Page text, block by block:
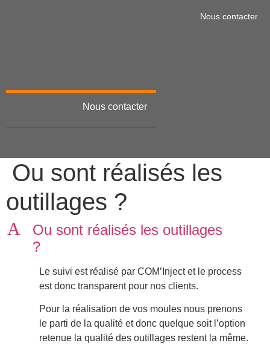
Nous contacter
Nous contacter
Ou sont réalisés les
outillages ?
A
Ou sont réalisés les outillages
?
Le suivi est réalisé par COM’Inject et le process
est donc transparent pour nos clients.
Pour la réalisation de vos moules nous prenons
le parti de la qualité et donc quelque soit l’option
retenue la qualité des outillages restent la même.